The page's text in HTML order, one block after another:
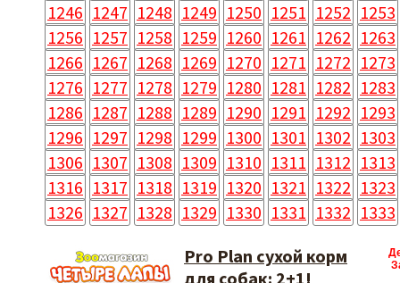
1246 1247 1248 1249 1250 1251 1252 1253
1256 1257 1258 1259 1260 1261 1262 1263
1266 1267 1268 1269 1270 1271 1272 1273
1276 1277 1278 1279 1280 1281 1282 1283
1286 1287 1288 1289 1290 1291 1292 1293
1296 1297 1298 1299 1300 1301 1302 1303
1306 1307 1308 1309 1310 1311 1312 1313
1316 1317 1318 1319 1320 1321 1322 1323
1326 1327 1328 1329 1330 1331 1332 1333
Pro Plan сухой корм
для собак: 2+1!